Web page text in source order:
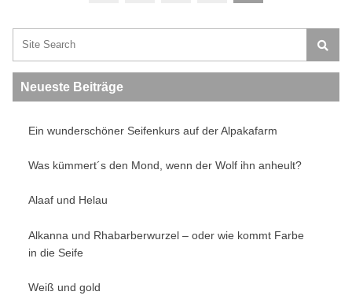
Neueste Beiträge
Ein wunderschöner Seifenkurs auf der Alpakafarm
Was kümmert´s den Mond, wenn der Wolf ihn anheult?
Alaaf und Helau
Alkanna und Rhabarberwurzel – oder wie kommt Farbe
in die Seife
Weiß und gold